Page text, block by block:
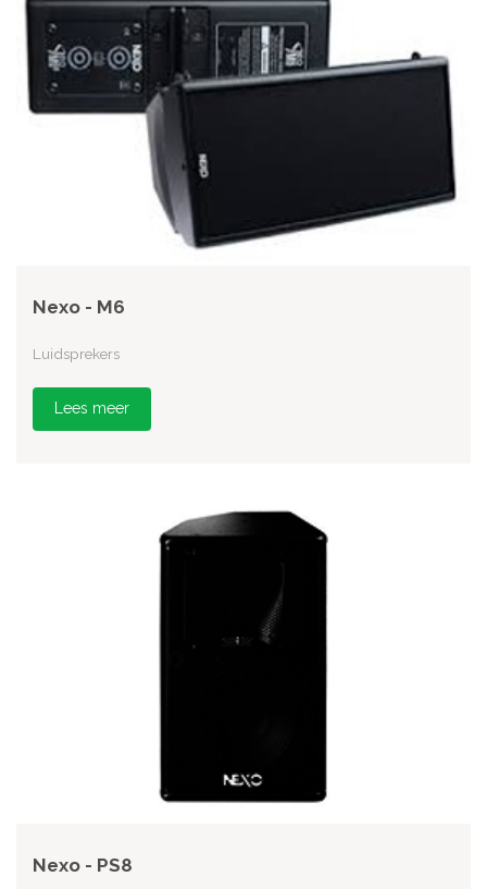
Nexo - M6
Luidsprekers
Lees meer
Nexo - PS8